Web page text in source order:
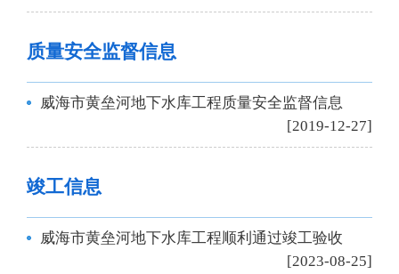
质量安全监督信息
威海市黄垒河地下水库工程质量安全监督信息
[2019-12-27]
竣工信息
威海市黄垒河地下水库工程顺利通过竣工验收
[2023-08-25]